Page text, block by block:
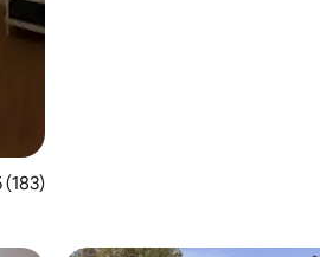
5 í meðaleinkunn, 183 umsagnir
(183)